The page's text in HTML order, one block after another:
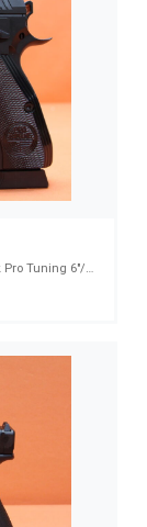
Ha.Pistole 9mmLuger Frankonia CZ75 Taipan Black Pro Tuning 6"/152mm Lauf/ Sportvisierung (9mmPara)